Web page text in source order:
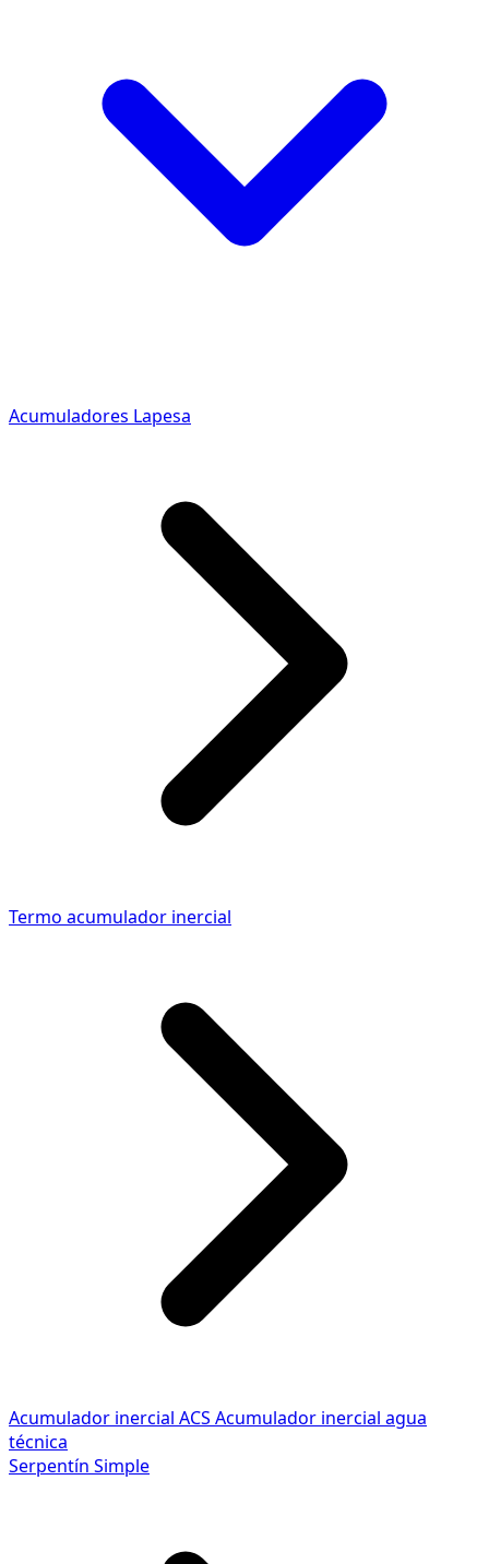
Acumuladores Lapesa
Termo acumulador inercial
Acumulador inercial ACS Acumulador inercial agua
técnica
Serpentín Simple